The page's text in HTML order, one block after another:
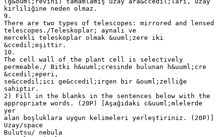
kirliliğine neden olmaz.
9.
There are two types of telescopes: mirrored and lensed
telescopes./Teleskoplar; aynalı ve
mercekli teleskoplar olmak &uuml;zere iki
&ccedil;eşittir.
10.
The cell wall of the plant cell is selectively
permeable./ Bitki h&uuml;cresinde bulunan h&uuml;cre
&ccedil;eperi,
se&ccedil;ici ge&ccedil;irgen bir &ouml;zelliğe
sahiptir.
2) Fill in the blanks in the sentences below with the
appropriate words. (20P) [Aşağıdaki c&uuml;mlelerde
yer
alan boşluklara uygun kelimeleri yerleştiriniz. (20P)]
Uzay/space
Bulutsu/ nebula